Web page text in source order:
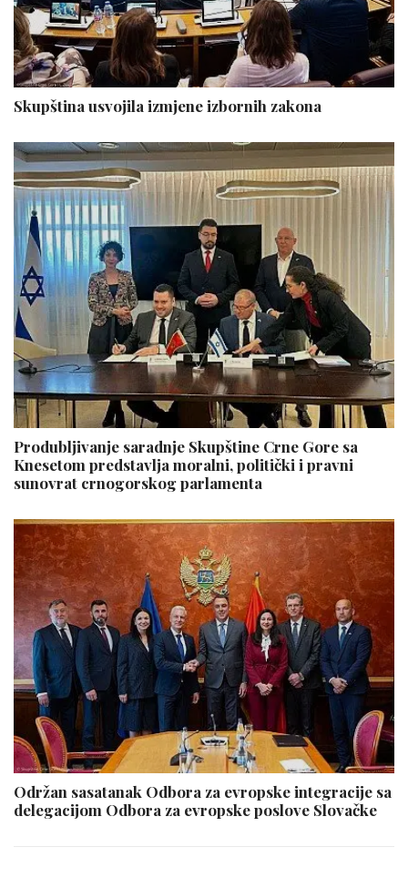
Skupština usvojila izmjene izbornih zakona
Produbljivanje saradnje Skupštine Crne Gore sa
Knesetom predstavlja moralni, politički i pravni
sunovrat crnogorskog parlamenta
Održan sasatanak Odbora za evropske integracije sa
delegacijom Odbora za evropske poslove Slovačke